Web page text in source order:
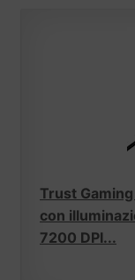
Trust
con
7200 DPI...